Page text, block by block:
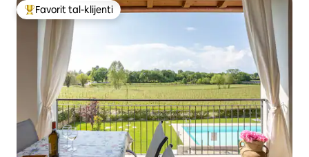
Wieħed mill-aqwa favoriti tal-klijenti
Favorit tal-klijenti